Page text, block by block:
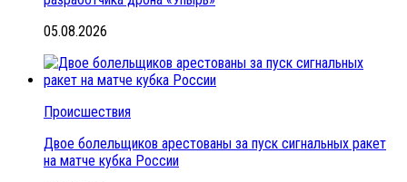
05.08.2026
Происшествия
Двое болельщиков арестованы за пуск сигнальных ракет
на матче кубка России